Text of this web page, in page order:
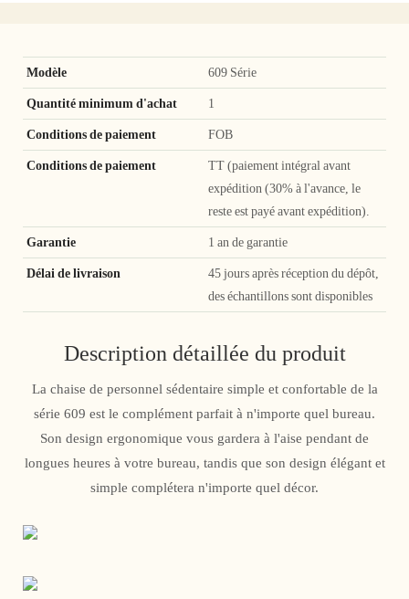
Modèle 609 Série
Quantité minimum d'achat 1
Conditions de paiement FOB
Conditions de paiement
TT (paiement intégral avant
expédition (30% à l'avance, le
reste est payé avant expédition).
Garantie 1 an de garantie
Délai de livraison
45 jours après réception du dépôt,
des échantillons sont disponibles
Description détaillée du produit
La chaise de personnel sédentaire simple et confortable de la
série 609 est le complément parfait à n'importe quel bureau.
Son design ergonomique vous gardera à l'aise pendant de
longues heures à votre bureau, tandis que son design élégant et
simple complétera n'importe quel décor.